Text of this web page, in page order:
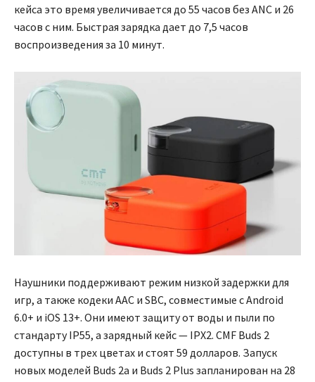
кейса это время увеличивается до 55 часов без ANC и 26
часов с ним. Быстрая зарядка дает до 7,5 часов
воспроизведения за 10 минут.
Наушники поддерживают режим низкой задержки для
игр, а также кодеки AAC и SBC, совместимые с Android
6.0+ и iOS 13+. Они имеют защиту от воды и пыли по
стандарту IP55, а зарядный кейс — IPX2. CMF Buds 2
доступны в трех цветах и стоят 59 долларов. Запуск
новых моделей Buds 2a и Buds 2 Plus запланирован на 28